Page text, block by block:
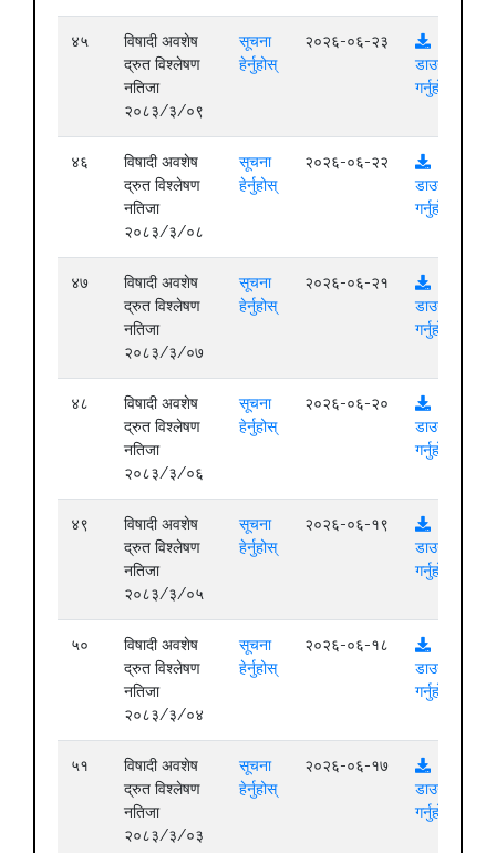
४५
विषादी अवशेष
द्रुत विश्लेषण
नतिजा
२०८३/३/०९
सूचना
हेर्नुहोस्
२०२६-०६-२३
डाउनलोड
गर्नुहोस्
४६
विषादी अवशेष
द्रुत विश्लेषण
नतिजा
२०८३/३/०८
सूचना
हेर्नुहोस्
२०२६-०६-२२
डाउनलोड
गर्नुहोस्
४७
विषादी अवशेष
द्रुत विश्लेषण
नतिजा
२०८३/३/०७
सूचना
हेर्नुहोस्
२०२६-०६-२१
डाउनलोड
गर्नुहोस्
४८
विषादी अवशेष
द्रुत विश्लेषण
नतिजा
२०८३/३/०६
सूचना
हेर्नुहोस्
२०२६-०६-२०
डाउनलोड
गर्नुहोस्
४९
विषादी अवशेष
द्रुत विश्लेषण
नतिजा
२०८३/३/०५
सूचना
हेर्नुहोस्
२०२६-०६-१९
डाउनलोड
गर्नुहोस्
५०
विषादी अवशेष
द्रुत विश्लेषण
नतिजा
२०८३/३/०४
सूचना
हेर्नुहोस्
२०२६-०६-१८
डाउनलोड
गर्नुहोस्
५१
विषादी अवशेष
द्रुत विश्लेषण
नतिजा
२०८३/३/०३
सूचना
हेर्नुहोस्
२०२६-०६-१७
डाउनलोड
गर्नुहोस्